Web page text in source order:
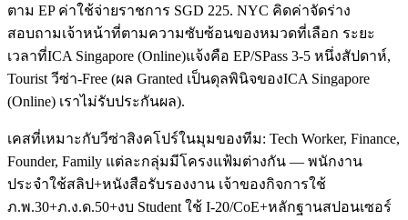
ตาม EP ค่าใช้จ่ายราชการ SGD 225. NYC คิดค่าจัดร่าง
สอบถามเจ้าหน้าที่ตามความซับซ้อนของหมวดที่เลือก ระยะ
เวลาที่ICA Singapore (Online)แจ้งคือ EP/SPass 3-5 หนึ่งสัปดาห์,
Tourist วีซ่า-Free (ผล Granted เป็นดุลพินิจของICA Singapore
(Online) เราไม่รับประกันผล).
เคสที่เหมาะกับวีซ่าสิงคโปร์ในมุมของทีม: Tech Worker, Finance,
Founder, Family แต่ละกลุ่มมีโครงแฟ้มต่างกัน — พนักงาน
ประจำใช้สลิป+หนังสือรับรองงาน เจ้าของกิจการใช้
ภ.พ.30+ภ.ง.ด.50+งบ Student ใช้ I-20/CoE+หลักฐานสปอนเซอร์